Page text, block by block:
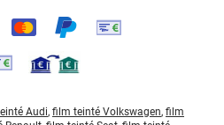
Audi, film teinté Volkswagen, film